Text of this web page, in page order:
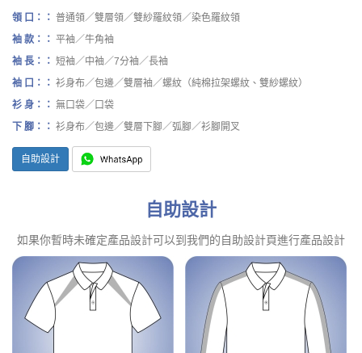
領 口：： 普通領／雙層領／雙紗羅紋領／染色羅紋領
袖 款：： 平袖／牛角袖
袖 長：： 短袖／中袖／7分袖／長袖
袖 口：： 衫身布／包邊／雙層袖／螺紋（純棉拉架螺紋、雙紗螺紋）
衫 身：： 無口袋／口袋
下 腳：： 衫身布／包邊／雙層下腳／弧腳／衫腳開叉
自助設計
自助設計
如果你暫時未確定產品設計可以到我們的自助設計頁進行產品設計